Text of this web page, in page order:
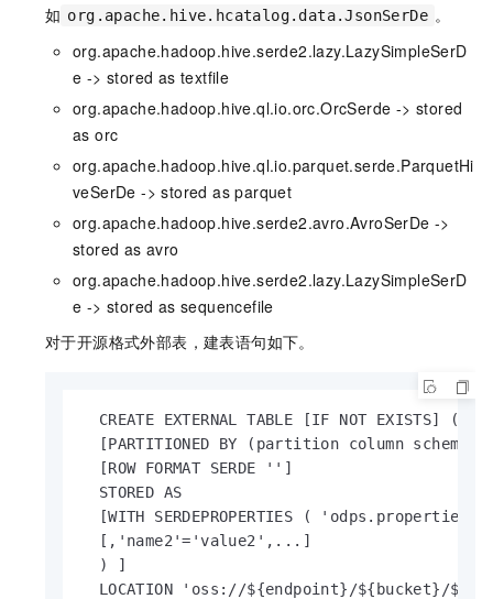
如 org.apache.hive.hcatalog.data.JsonSerDe 。
org.apache.hadoop.hive.serde2.lazy.LazySimpleSerD
e -> stored as textfile
org.apache.hadoop.hive.ql.io.orc.OrcSerde -> stored
as orc
org.apache.hadoop.hive.ql.io.parquet.serde.ParquetHi
veSerDe -> stored as parquet
org.apache.hadoop.hive.serde2.avro.AvroSerDe ->
stored as avro
org.apache.hadoop.hive.serde2.lazy.LazySimpleSerD
e -> stored as sequencefile
对于开源格式外部表，建表语句如下。
CREATE EXTERNAL TABLE [IF NOT EXISTS]
[PARTITIONED BY (partition column
  [ROW FORMAT SERDE '']
  STORED AS
[WITH SERDEPROPERTIES (
  [,'name2'='value2',...]
  ) ]
LOCATION 'oss://${endpoint}/${bucket}/